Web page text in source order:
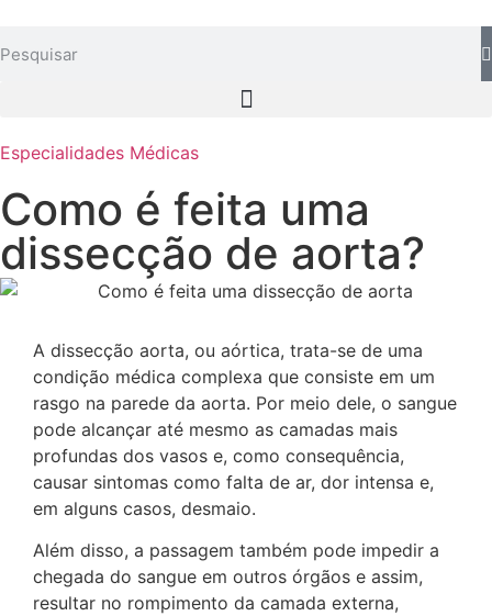
Especialidades Médicas
Como é feita uma
dissecção de aorta?
A dissecção aorta, ou aórtica, trata-se de uma
condição médica complexa que consiste em um
rasgo na parede da aorta. Por meio dele, o sangue
pode alcançar até mesmo as camadas mais
profundas dos vasos e, como consequência,
causar sintomas como falta de ar, dor intensa e,
em alguns casos, desmaio.
Além disso, a passagem também pode impedir a
chegada do sangue em outros órgãos e assim,
resultar no rompimento da camada externa,